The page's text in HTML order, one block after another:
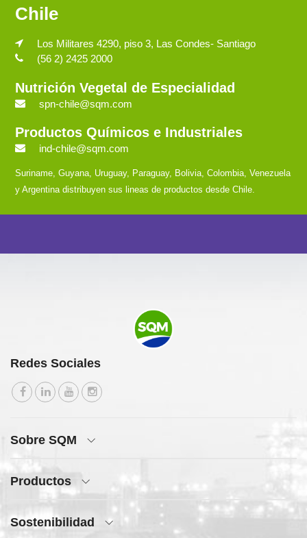
Chile
Los Militares 4290, piso 3, Las Condes- Santiago
(56 2) 2425 2000
Nutrición Vegetal de Especialidad
spn-chile@sqm.com
Productos Químicos e Industriales
ind-chile@sqm.com
Suriname, Guyana, Uruguay, Paraguay, Bolivia, Colombia, Venezuela
y Argentina distribuyen sus lineas de productos desde Chile.
Redes Sociales
Sobre SQM
Productos
Sostenibilidad